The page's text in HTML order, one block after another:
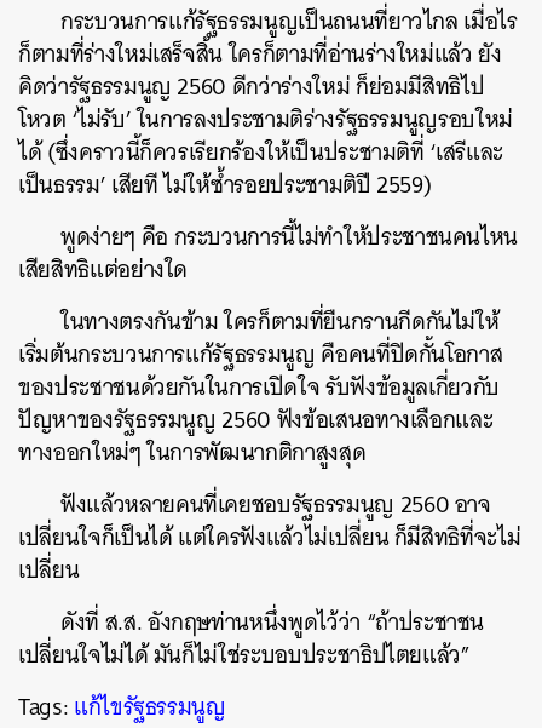
กระบวนการแก้รัฐธรรมนูญเป็นถนนที่ยาวไกลเมื่อไร
ก็ตามที่ร่างใหม่เสร็จสิ้นใครก็ตามที่อ่านร่างใหม่แล้วยัง
คิดว่ารัฐธรรมนูญ 2560 ดีกว่าร่างใหม่ก็ย่อมมีสิทธิไป
โหวต‘ไม่รับ’ในการลงประชามติร่างรัฐธรรมนูญรอบใหม่
ได้(ซึ่งคราวนี้ก็ควรเรียกร้องให้เป็นประชามติที่‘เสรีและ
เป็นธรรม’เสียทีไม่ให้ซ้ำรอยประชามติปี 2559)
พูดง่ายๆ คือกระบวนการนี้ไม่ทำให้ประชาชนคนไหน
เสียสิทธิแต่อย่างใด
ในทางตรงกันข้ามใครก็ตามที่ยืนกรานกีดกันไม่ให้
เริ่มต้นกระบวนการแก้รัฐธรรมนูญ คือคนที่ปิดกั้นโอกาส
ของประชาชนด้วยกันในการเปิดใจรับฟังข้อมูลเกี่ยวกับ
ปัญหาของรัฐธรรมนูญ 2560ฟังข้อเสนอทางเลือกและ
ทางออกใหม่ๆในการพัฒนากติกาสูงสุด
ฟังแล้วหลายคนที่เคยชอบรัฐธรรมนูญ 2560อาจ
เปลี่ยนใจก็เป็นได้แต่ใครฟังแล้วไม่เปลี่ยนก็มีสิทธิที่จะไม่
เปลี่ยน
ดังที่ส.ส.อังกฤษท่านหนึ่งพูดไว้ว่า “ถ้าประชาชน
เปลี่ยนใจไม่ได้มันก็ไม่ใช่ระบอบประชาธิปไตยแล้ว”
Tags:แก้ไขรัฐธรรมนูญ